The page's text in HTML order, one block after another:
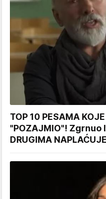
TOP 10 PESAMA
"POZAJMIO"! Zgrnuo
DRUGIMA